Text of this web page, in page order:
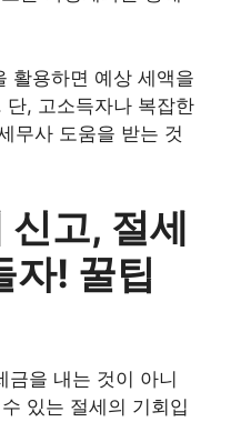
활용하면 예상 세액을
, 고소득자나 복잡한
무사 도움을 받는 것
고, 절세
자! 꿀팁
금을 내는 것이 아니
있는 절세의 기회입